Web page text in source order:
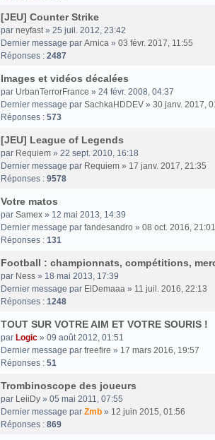
[JEU] Counter Strike
par neyfast» 25 juil. 2012, 23:42
Dernier message par Arnica » 03 févr. 2017, 11:55
Réponses : 2487
Images et vidéos décalées
par UrbanTerrorFrance » 24 févr. 2008, 04:37
Dernier message par SachkaHDDEV » 30 janv. 2017,
Réponses : 573
[JEU] League of Legends
par Requiem » 22 sept. 2010, 16:18
Dernier message par Requiem » 17 janv. 2017, 21:35
Réponses : 9578
Votre matos
par Samex » 12 mai 2013, 14:39
Dernier message par fandesandro » 08 oct. 2016, 21:01
Réponses : 131
Football : championnats, compétitions,
par Ness » 18 mai 2013, 17:39
Dernier message par ElDemaaa » 11 juil. 2016, 22:13
Réponses : 1248
TOUT SUR VOTRE AIM ET VOTRE SOURIS !
par Logic » 09 août 2012, 01:51
Dernier message par freefire » 17 mars 2016, 19:57
Réponses : 51
Trombinoscope des joueurs
par LeiiDy » 05 mai 2011, 07:55
Dernier message par Zmb » 12 juin 2015, 01:56
Réponses : 869